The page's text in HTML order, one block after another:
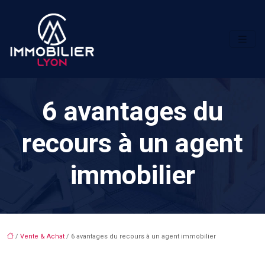
6 avantages du
recours à un agent
immobilier
/ Vente & Achat / 6 avantages du recours à un agent immobilier